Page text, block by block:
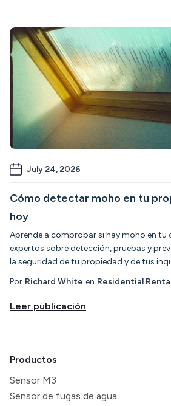
July 24, 2026
Cómo detectar moho en tu
hoy
Aprende a comprobar si hay moho en tu
expertos sobre detección, pruebas y
la seguridad de tu propiedad y de tus
Por Richard White en Residential
Leer publicación
Productos
Sensor M3
Sensor de fugas de agua